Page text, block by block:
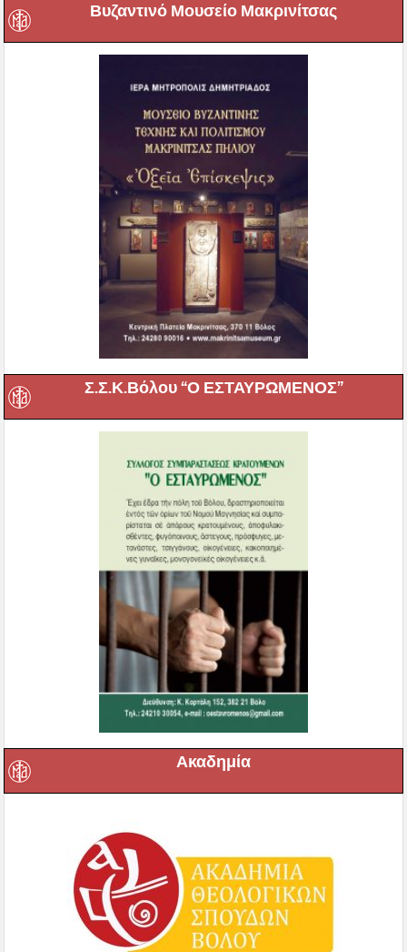
Βυζαντινό Μουσείο Μακρινίτσας
Σ.Σ.Κ.Βόλου “Ο ΕΣΤΑΥΡΩΜΕΝΟΣ”
Ακαδημία